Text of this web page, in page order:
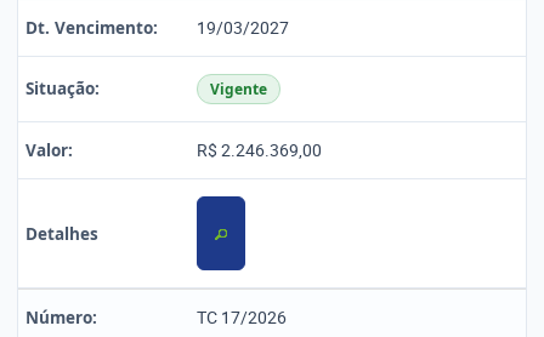
Dt. Vencimento: 19/03/2027
Situação: Vigente
Valor: R$ 2.246.369,00
Detalhes
Número: TC 17/2026